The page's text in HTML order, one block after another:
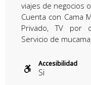
viajes de negocios
Cuenta con Cama
Privado, TV por
Servicio de
Accesibilidad
Si